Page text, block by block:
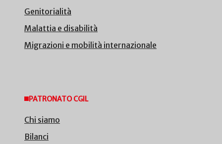
Genitorialità
Malattia e disabilità
Migrazioni e mobilità internazionale
PATRONATO CGIL
Chi siamo
Bilanci